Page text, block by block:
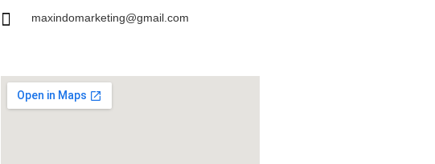
maxindomarketing@gmail.com